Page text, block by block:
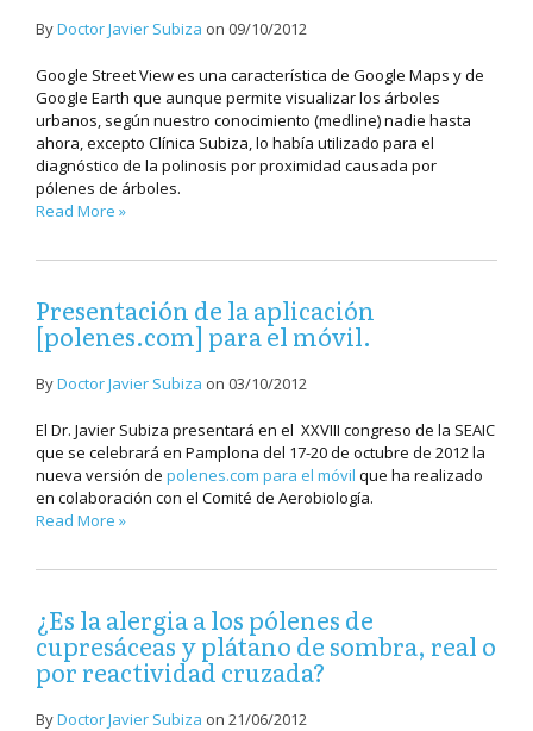
ByDoctor Javier Subiza on 09/10/2012
Google Street View es una característica de Google Maps y de
Google Earth que aunque permite visualizar los árboles
urbanos, según nuestro conocimiento (medline) nadie hasta
ahora, excepto Clínica Subiza, lo había utilizado para el
diagnóstico de la polinosis por proximidad causada por
pólenes de árboles.
Read More »
Presentación de la aplicación
[polenes.com] para el móvil.
ByDoctor Javier Subiza on 03/10/2012
El Dr. Javier Subiza presentará en el XXVIII congreso de la SEAIC
que se celebrará en Pamplona del 17-20 de octubre de 2012 la
nueva versión de polenes.com para el móvil que ha realizado
en colaboración con el Comité de Aerobiología.
Read More »
¿Es la alergia a los pólenes de
cupresáceas y plátano de sombra, real o
por reactividad cruzada?
ByDoctor Javier Subiza on 21/06/2012